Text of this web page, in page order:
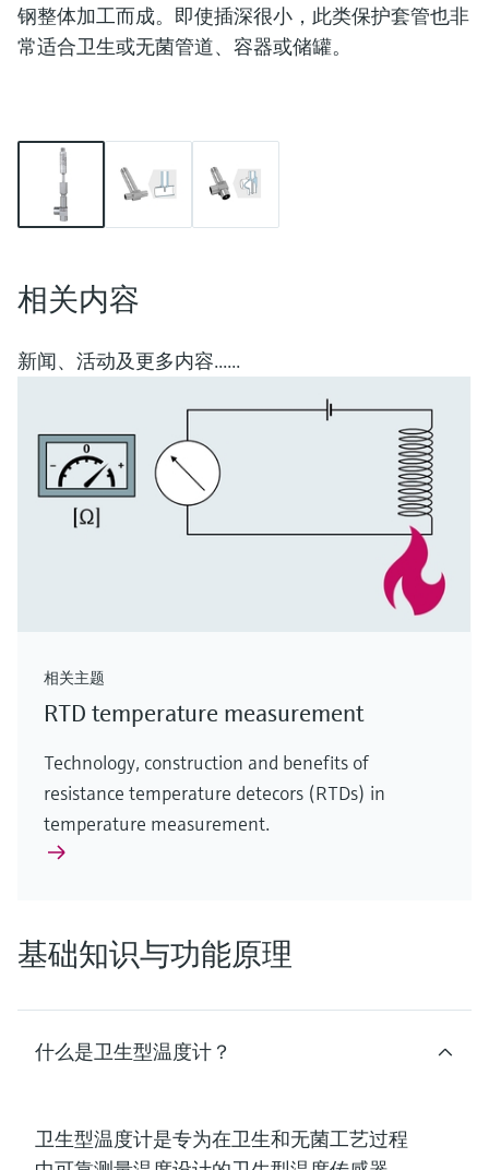
钢整体加工而成。即使插深很小，此类保护套管也非
常适合卫生或无菌管道、容器或储罐。
相关内容
新闻、活动及更多内容......
相关主题
RTD temperature measurement
Technology, construction and benefits of
resistance temperature detecors (RTDs) in
temperature measurement.
基础知识与功能原理
什么是卫生型温度计？
卫生型温度计是专为在卫生和无菌工艺过程